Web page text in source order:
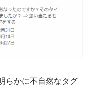
らかに不自然なタグ